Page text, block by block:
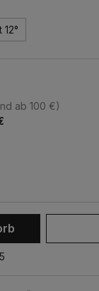
ab 100 €)